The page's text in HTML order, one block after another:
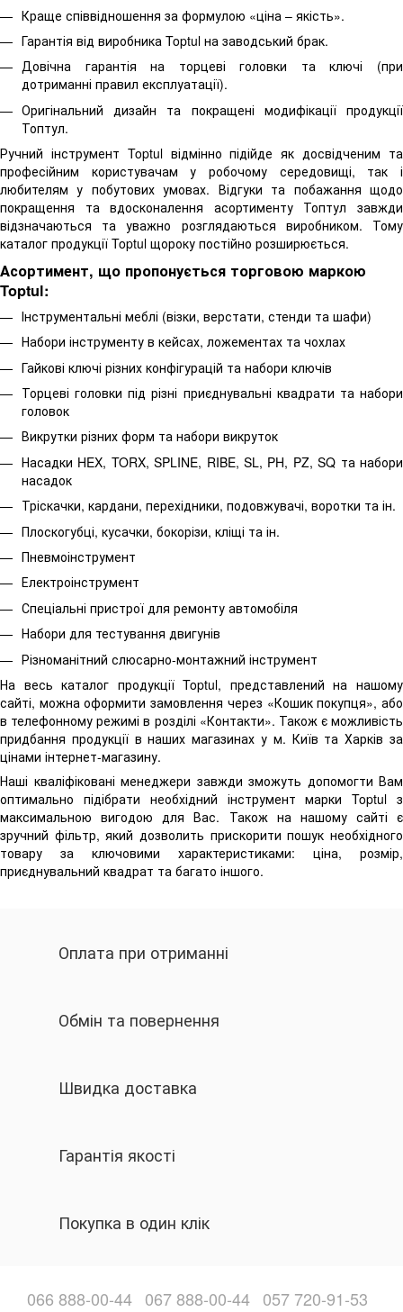
Краще співвідношення за формулою «ціна – якість».
Гарантія від виробника Toptul на заводський брак.
Довічна гарантія на торцеві головки та ключі (при
дотриманні правил експлуатації).
Оригінальний дизайн та покращені модифікації продукції
Топтул.
Ручний інструмент Toptul відмінно підійде як досвідченим та
професійним користувачам у робочому середовищі, так і
любителям у побутових умовах. Відгуки та побажання щодо
покращення та вдосконалення асортименту Топтул завжди
відзначаються та уважно розглядаються виробником. Тому
каталог продукції Toptul щороку постійно розширюється.
Асортимент, що пропонується торговою маркою
Toptul:
Інструментальні меблі (візки, верстати, стенди та шафи)
Набори інструменту в кейсах, ложементах та чохлах
Гайкові ключі різних конфігурацій та набори ключів
Торцеві головки під різні приєднувальні квадрати та набори
головок
Викрутки різних форм та набори викруток
Насадки HEX, TORX, SPLINE, RIBE, SL, PH, PZ, SQ та набори
насадок
Тріскачки, кардани, перехідники, подовжувачі, воротки та ін.
Плоскогубці, кусачки, бокорізи, кліщі та ін.
Пневмоінструмент
Електроінструмент
Спеціальні пристрої для ремонту автомобіля
Набори для тестування двигунів
Різноманітний слюсарно-монтажний інструмент
На весь каталог продукції Toptul, представлений на нашому
сайті, можна оформити замовлення через «Кошик покупця», або
в телефонному режимі в розділі «Контакти». Також є можливість
придбання продукції в наших магазинах у м. Київ та Харків за
цінами інтернет-магазину.
Наші кваліфіковані менеджери завжди зможуть допомогти Вам
оптимально підібрати необхідний інструмент марки Toptul з
максимальною вигодою для Вас. Також на нашому сайті є
зручний фільтр, який дозволить прискорити пошук необхідного
товару за ключовими характеристиками: ціна, розмір,
приєднувальний квадрат та багато іншого.
Оплата при отриманні
Обмін та повернення
Швидка доставка
Гарантія якості
Покупка в один клік
066 888-00-44 067 888-00-44 057 720-91-53